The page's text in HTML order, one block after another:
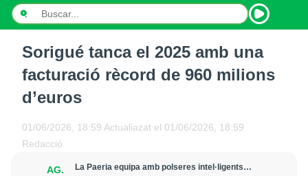
Sorigué tanca el 2025 amb una
facturació rècord de 960 milions
d’euros
01/06/2026, 18:59 Actualiazat el 01/06/2026, 18:59
Redacció
AG.
La Paeria equipa amb polseres intel·ligents